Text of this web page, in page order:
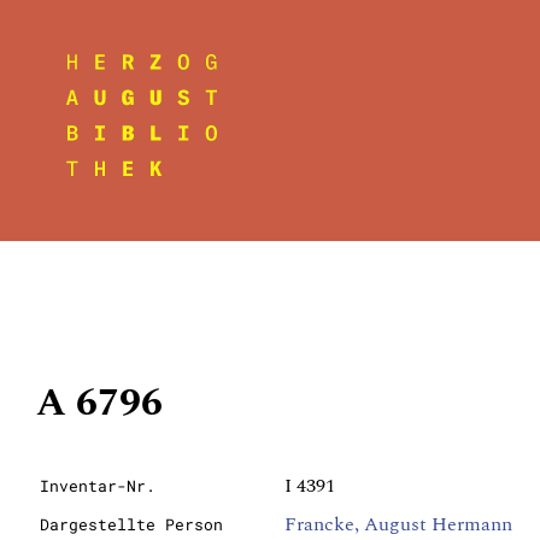
A 6796
Inventar-Nr. I 4391
Dargestellte Person Francke, August Hermann